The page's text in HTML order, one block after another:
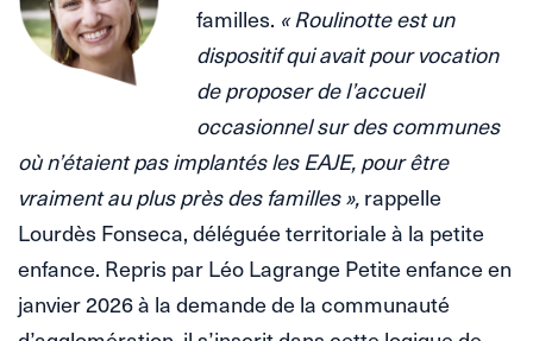
familles. « Roulinotte est un
dispositif qui avait pour vocation
de proposer de l’accueil
occasionnel sur des communes
où n’étaient pas implantés les EAJE, pour être
vraiment au plus près des familles »,rappelle
Lourdès Fonseca, déléguée territoriale à la petite
enfance. Repris par Léo Lagrange Petite enfance en
janvier 2026 à la demande de la communauté